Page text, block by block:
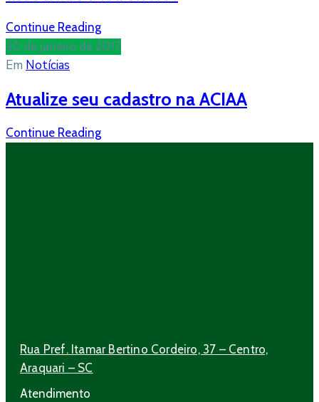
Continue Reading
30 de janeiro de 2017
Em Notícias
Atualize seu cadastro na ACIAA
Continue Reading
Rua Pref. Itamar Bertino Cordeiro, 37 – Centro,
Araquari – SC
Atendimento